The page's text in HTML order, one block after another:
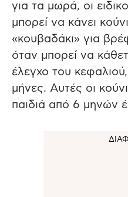
για τα μωρά, οι
μπορεί να κάνει
«κουβαδάκι» για
όταν μπορεί να
έλεγχο του
μήνες. Αυτές οι
παιδιά από 6 μηνών